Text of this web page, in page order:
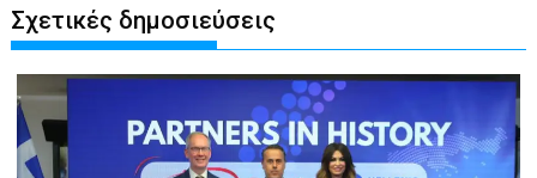
Σχετικές δημοσιεύσεις